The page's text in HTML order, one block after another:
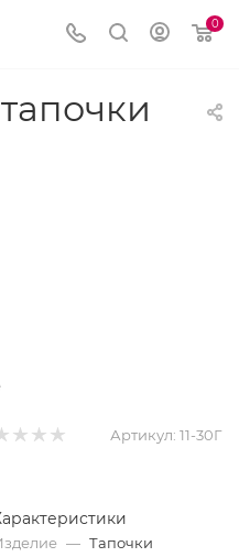
0
Артикул: 11-30Г
— Тапочки